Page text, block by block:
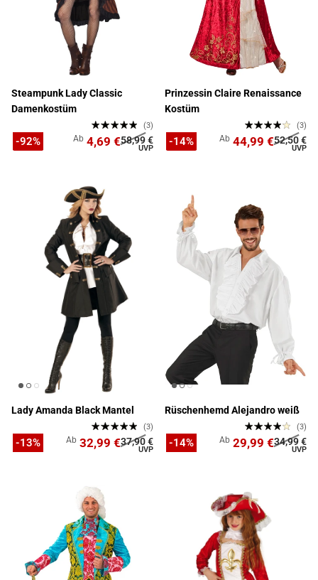
Steampunk Lady Classic
Damenkostüm
(3)
Ab 4,69 €58,99 €
-92%
Prinzessin Claire Renaissance
Kostüm
(3)
Ab 44,99 €52,50 €
-14%
Lady Amanda Black Mantel
(3)
Ab 32,99 €37,90 €
-13%
Rüschenhemd Alejandro weiß
(3)
Ab 29,99 €34,99 €
-14%